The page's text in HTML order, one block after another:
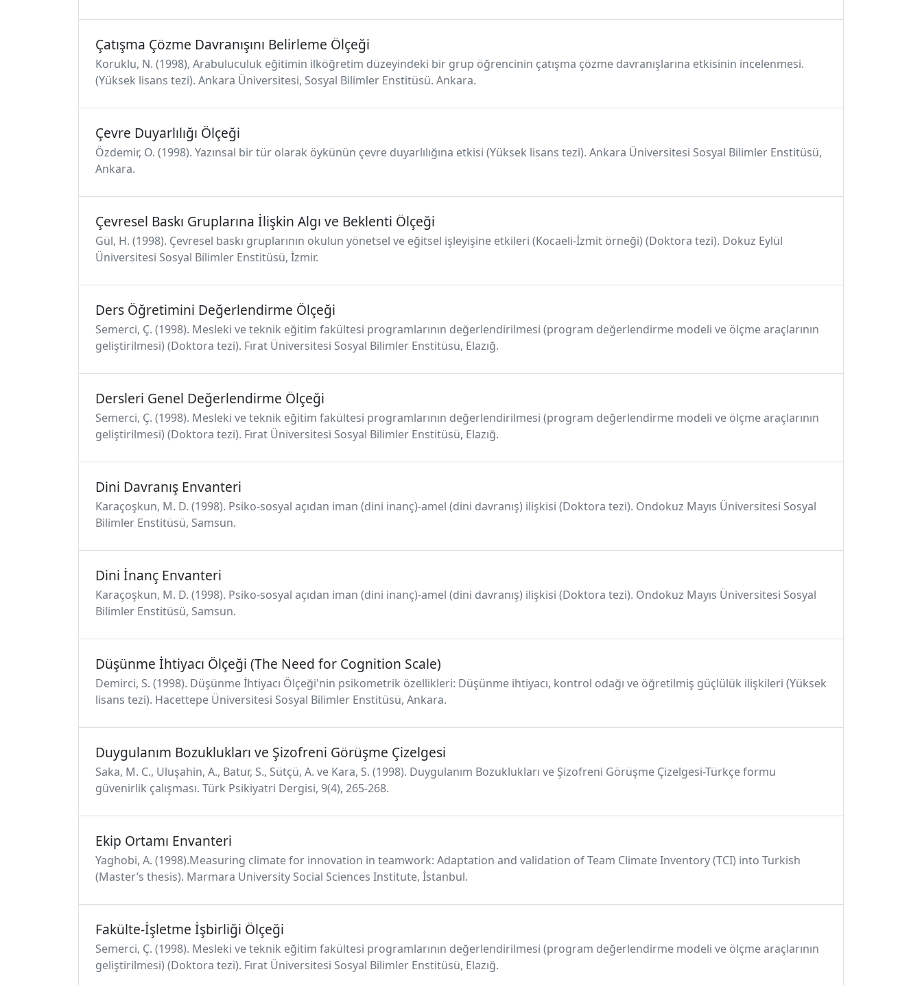
Çatışma Çözme Davranışını Belirleme Ölçeği
Koruklu, N. (1998), Arabuluculuk eğitimin ilköğretim düzeyindeki bir grup öğrencinin çatışma çözme davranışlarına etkisinin incelenmesi.
(Yüksek lisans tezi). Ankara Üniversitesi, Sosyal Bilimler Enstitüsü. Ankara.
Çevre Duyarlılığı Ölçeği
Özdemir, O. (1998). Yazınsal bir tür olarak öykünün çevre duyarlılığına etkisi (Yüksek lisans tezi). Ankara Üniversitesi Sosyal Bilimler Enstitüsü,
Ankara.
Çevresel Baskı Gruplarına İlişkin Algı ve Beklenti Ölçeği
Gül, H. (1998). Çevresel baskı gruplarının okulun yönetsel ve eğitsel işleyişine etkileri (Kocaeli-İzmit örneği) (Doktora tezi). Dokuz Eylül
Üniversitesi Sosyal Bilimler Enstitüsü, İzmir.
Ders Öğretimini Değerlendirme Ölçeği
Semerci, Ç. (1998). Mesleki ve teknik eğitim fakültesi programlarının değerlendirilmesi (program değerlendirme modeli ve ölçme araçlarının
geliştirilmesi) (Doktora tezi). Fırat Üniversitesi Sosyal Bilimler Enstitüsü, Elazığ.
Dersleri Genel Değerlendirme Ölçeği
Semerci, Ç. (1998). Mesleki ve teknik eğitim fakültesi programlarının değerlendirilmesi (program değerlendirme modeli ve ölçme araçlarının
geliştirilmesi) (Doktora tezi). Fırat Üniversitesi Sosyal Bilimler Enstitüsü, Elazığ.
Dini Davranış Envanteri
Karaçoşkun, M. D. (1998). Psiko-sosyal açıdan iman (dini inanç)-amel (dini davranış) ilişkisi (Doktora tezi). Ondokuz Mayıs Üniversitesi Sosyal
Bilimler Enstitüsü, Samsun.
Dini İnanç Envanteri
Karaçoşkun, M. D. (1998). Psiko-sosyal açıdan iman (dini inanç)-amel (dini davranış) ilişkisi (Doktora tezi). Ondokuz Mayıs Üniversitesi Sosyal
Bilimler Enstitüsü, Samsun.
Düşünme İhtiyacı Ölçeği (The Need for Cognition Scale)
Demirci, S. (1998). Düşünme İhtiyacı Ölçeği'nin psikometrik özellikleri: Düşünme ihtiyacı, kontrol odağı ve öğretilmiş güçlülük ilişkileri (Yüksek
lisans tezi). Hacettepe Üniversitesi Sosyal Bilimler Enstitüsü, Ankara.
Duygulanım Bozuklukları ve Şizofreni Görüşme Çizelgesi
Saka, M. C., Uluşahin, A., Batur, S., Sütçü, A. ve Kara, S. (1998). Duygulanım Bozuklukları ve Şizofreni Görüşme Çizelgesi-Türkçe formu
güvenirlik çalışması. Türk Psikiyatri Dergisi, 9(4), 265-268.
Ekip Ortamı Envanteri
Yaghobi, A. (1998).Measuring climate for innovation in teamwork: Adaptation and validation of Team Climate Inventory (TCI) into Turkish
(Master’s thesis). Marmara University Social Sciences Institute, İstanbul.
Fakülte-İşletme İşbirliği Ölçeği
Semerci, Ç. (1998). Mesleki ve teknik eğitim fakültesi programlarının değerlendirilmesi (program değerlendirme modeli ve ölçme araçlarının
geliştirilmesi) (Doktora tezi). Fırat Üniversitesi Sosyal Bilimler Enstitüsü, Elazığ.